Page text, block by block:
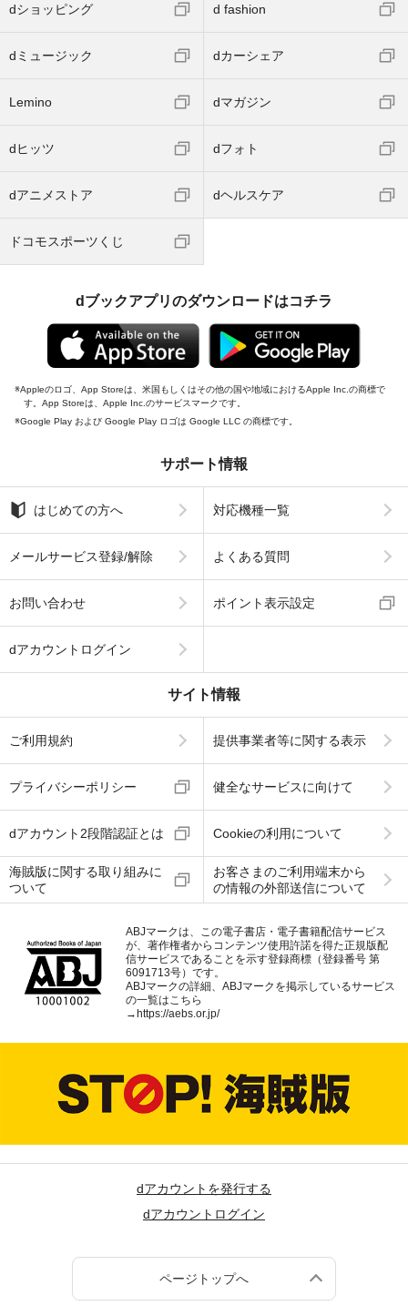
dショッピング d fashion
dミュージック dカーシェア
Lemino dマガジン
dヒッツ dフォト
dアニメストア dヘルスケア
ドコモスポーツくじ
dブックアプリのダウンロードはコチラ
Appleのロゴ、App Storeは、米国もしくはその他の国や地域におけるApple Inc.の商標で
す。App Storeは、Apple Inc.のサービスマークです。
Google Play および Google Play ロゴは Google LLC の商標です。
サポート情報
はじめての方へ 対応機種一覧
メールサービス登録/解除 よくある質問
お問い合わせ ポイント表示設定
dアカウントログイン
サイト情報
ご利用規約 提供事業者等に関する表示
プライバシーポリシー 健全なサービスに向けて
dアカウント2段階認証とは Cookieの利用について
海賊版に関する取り組みに
ついて
お客さまのご利用端末から
の情報の外部送信について
ABJマークは、この電子書店・電子書籍配信サービス
が、著作権者からコンテンツ使用許諾を得た正規版配
信サービスであることを示す登録商標（登録番号 第
6091713号）です。
ABJマークの詳細、ABJマークを掲示しているサービス
の一覧はこちら
→https://aebs.or.jp/
dアカウントを発行する
dアカウントログイン
ページトップへ